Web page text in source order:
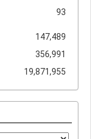
93
147,489
356,991
19,871,955